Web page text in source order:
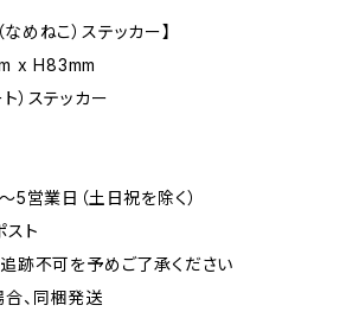
めねこ）ステッカー】
x H83mm
）ステッカー
5営業日（土日祝を除く）
スト
追跡不可を予めご了承ください
、同梱発送